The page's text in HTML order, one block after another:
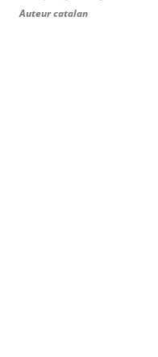
Auteur catalan